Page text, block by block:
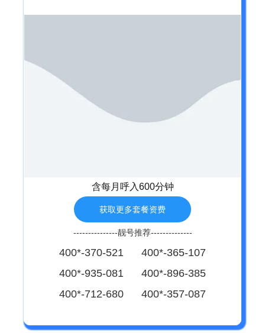
含每月呼入600分钟
获取更多套餐资费
---------------靓号推荐--------------
400*-370-521 400*-365-107
400*-935-081 400*-896-385
400*-712-680 400*-357-087